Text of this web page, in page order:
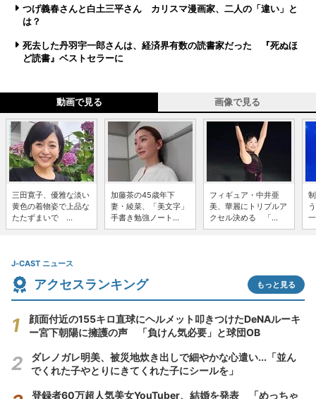
つげ義春さんと白土三平さん カリスマ漫画家、二人の「違い」と
は？
死去した丹羽宇一郎さんは、経済界有数の読書家だった 『死ぬほ
ど読書』ベストセラーに
動画で見る 画像で見る
三田寛子、優雅な淡い
黄色の着物姿で上品な
たたずまいで ...
加藤茶の45歳年下
妻・綾菜、「美文字」
手書き勉強ノート...
フィギュア・中井亜
美、華麗にトリプルア
クセル決める 「...
J-CAST ニュース
アクセスランキング もっと見る
顔面付近の155キロ直球にヘルメット叩きつけたDeNAルーキ
ー宮下朝陽に擁護の声 「負けん気必要」と球団OB
ダレノガレ明美、被災地炊き出しで細やかな心遣い...「並ん
でくれた子やとりにきてくれた子にシールを」
登録者60万超人気美女YouTuber、結婚を発表 「めっちゃ